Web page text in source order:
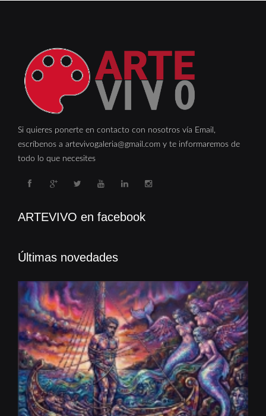
Si quieres ponerte en contacto con nosotros vía Email,
escríbenos a artevivogaleria@gmail.com y te informaremos de
todo lo que necesites
ARTEVIVO en facebook
Últimas novedades